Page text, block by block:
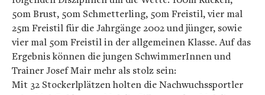
50m Brust, 50m Schmetterling, 50m Freistil, vier mal
25m Freistil für die Jahrgänge 2002 und jünger, sowie
vier mal 50m Freistil in der allgemeinen Klasse. Auf das
Ergebnis können die jungen SchwimmerInnen und
Trainer Josef Mair mehr als stolz sein:
Mit 32 Stockerlplätzen holten die Nachwuchssportler